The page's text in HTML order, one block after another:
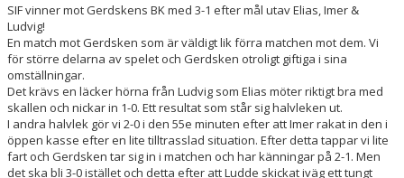
BILDGALLERI
DOKUMENT
KONTAKT
SIF vinner mot Gerdskens BK med 3-1 efter mål utav Elias, Imer &
Ludvig!
En match mot Gerdsken som är väldigt lik förra matchen mot dem. Vi
för större delarna av spelet och Gerdsken otroligt giftiga i sina
omställningar.
Det krävs en läcker hörna från Ludvig som Elias möter riktigt bra med
skallen och nickar in 1-0. Ett resultat som står sig halvleken ut.
I andra halvlek gör vi 2-0 i den 55e minuten efter att Imer rakat in den i
öppen kasse efter en lite tilltrasslad situation. Efter detta tappar vi lite
fart och Gerdsken tar sig in i matchen och har känningar på 2-1. Men
det ska bli 3-0 istället och detta efter att Ludde skickat iväg ett tungt